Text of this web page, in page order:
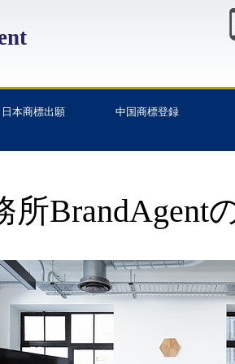
日本商標出願 中国商標登録
所BrandAgent